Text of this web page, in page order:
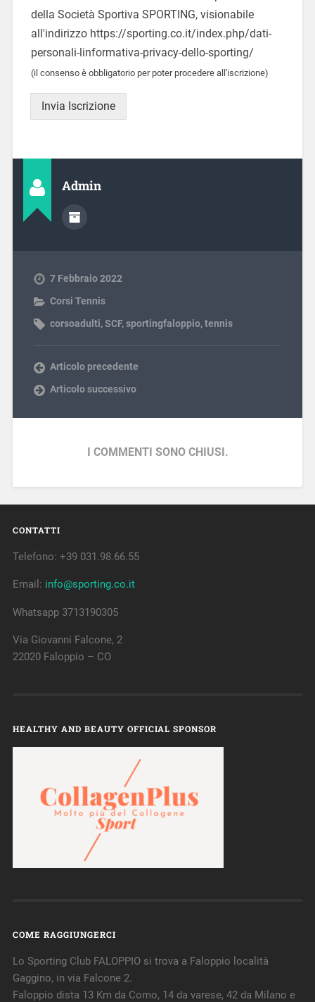
della Società Sportiva SPORTING, visionabile
all'indirizzo https://sporting.co.it/index.php/dati-
personali-linformativa-privacy-dello-sporting/
(il consenso è obbligatorio per poter procedere all'iscrizione)
Invia Iscrizione
Admin
7 Febbraio 2022
Corsi Tennis
corsoadulti,SCF,sportingfaloppio,tennis
Articolo precedente
Articolo successivo
I COMMENTI SONO CHIUSI.
CONTATTI
Telefono: +39 031.98.66.55
Email: info@sporting.co.it
Whatsapp 3713190305
Via Giovanni Falcone, 2
22020 Faloppio – CO
HEALTHY AND BEAUTY OFFICIAL SPONSOR
COME RAGGIUNGERCI
Lo Sporting Club FALOPPIO si trova a Faloppio località
Gaggino, in via Falcone 2.
Faloppio dista 13 Km da Como, 14 da varese, 42 da Milano e